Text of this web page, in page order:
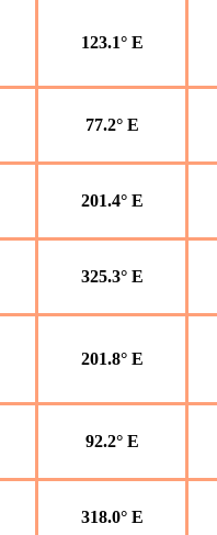
123.1° E
77.2° E
201.4° E
325.3° E
201.8° E
92.2° E
318.0° E